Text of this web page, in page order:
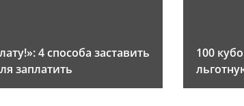
4 способа заставить
заплатить
100